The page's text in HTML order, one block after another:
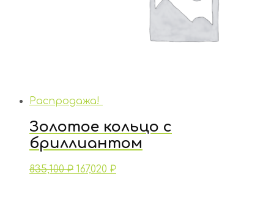
Распродажа!
Золотое кольцо с
бриллиантом
835,100₽ 167,020 ₽